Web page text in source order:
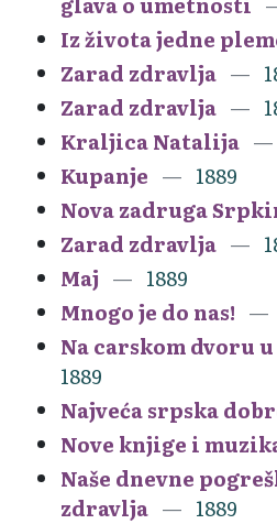
Iz života jedne
Zarad zdravlja
Zarad zdravlja
Kraljica Natalija
Kupanje
1889
Nova zadruga
Zarad zdravlja
Maj
1889
Mnogo je do nas!
Na carskom dvoru
1889
Najveća srpska
Nove knjige i
Naše dnevne
zdravlja
1889